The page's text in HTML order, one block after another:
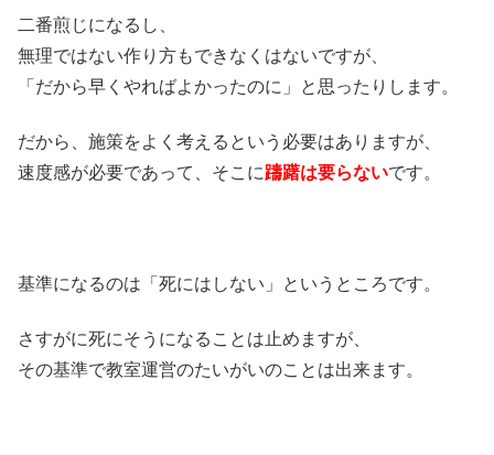
二番煎じになるし、
無理ではない作り方もできなくはないですが、
「だから早くやればよかったのに」と思ったりします。
だから、施策をよく考えるという必要はありますが、
速度感が必要であって、そこに躊躇は要らないです。
基準になるのは「死にはしない」というところです。
さすがに死にそうになることは止めますが、
その基準で教室運営のたいがいのことは出来ます。